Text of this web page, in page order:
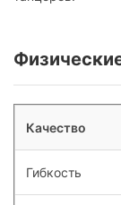
Качество
Гибкость